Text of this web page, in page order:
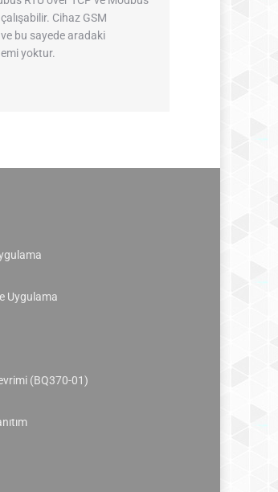
Cihaz GSM
ve bu sayede aradaki
yoktur.
Uygulama
(BQ370-01)